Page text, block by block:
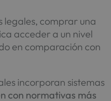
legales, comprar una
acceder a un nivel
en comparación con
incorporan sistemas
con normativas más